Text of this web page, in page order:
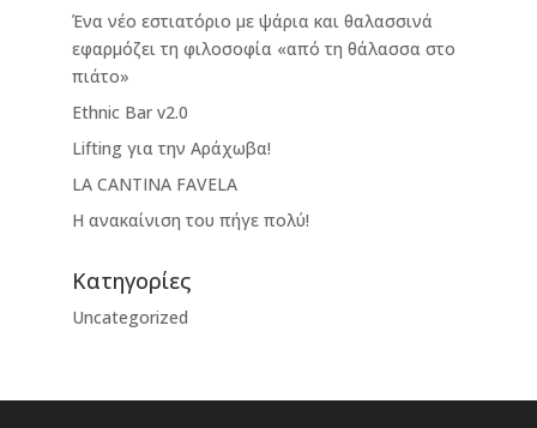
Ένα νέο εστιατόριο με ψάρια και θαλασσινά
εφαρμόζει τη φιλοσοφία «από τη θάλασσα στο
πιάτο»
Ethnic Bar v2.0
Lifting για την Αράχωβα!
LA CANTINA FAVELA
Η ανακαίνιση του πήγε πολύ!
Kατηγορίες
Uncategorized